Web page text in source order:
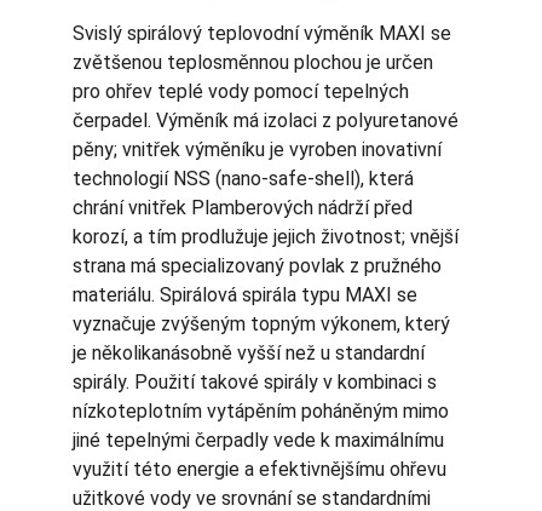
Svislý spirálový teplovodní výměník MAXI se
zvětšenou teplosměnnou plochou je určen
pro ohřev teplé vody pomocí tepelných
čerpadel. Výměník má izolaci z polyuretanové
pěny; vnitřek výměníku je vyroben inovativní
technologií NSS (nano-safe-shell), která
chrání vnitřek Plamberových nádrží před
korozí, a tím prodlužuje jejich životnost; vnější
strana má specializovaný povlak z pružného
materiálu. Spirálová spirála typu MAXI se
vyznačuje zvýšeným topným výkonem, který
je několikanásobně vyšší než u standardní
spirály. Použití takové spirály v kombinaci s
nízkoteplotním vytápěním poháněným mimo
jiné tepelnými čerpadly vede k maximálnímu
využití této energie a efektivnějšímu ohřevu
užitkové vody ve srovnání se standardními